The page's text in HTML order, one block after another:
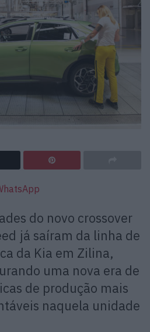
do novo crossover
já saíram da linha de
da Kia em Zilina,
uma nova era de
de produção mais
naquela unidade